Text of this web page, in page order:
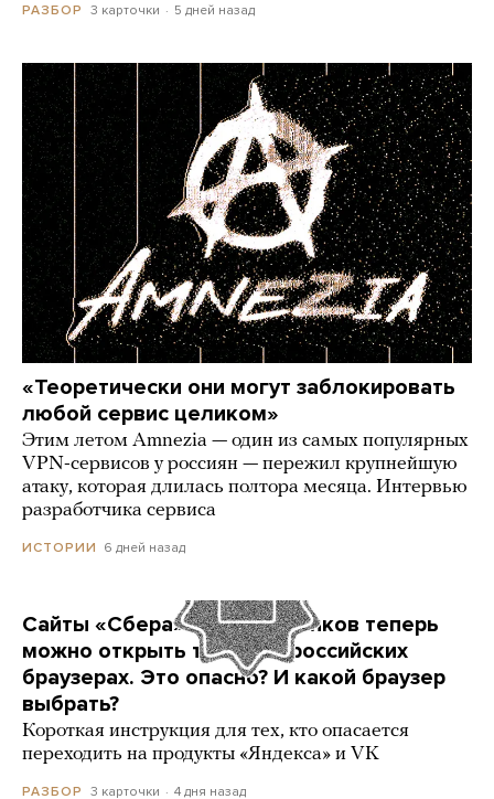
РАЗБОР 3 карточки 5 дней назад
«Теоретически они могут заблокировать
любой сервис целиком»
Этим летом Amnezia — один из самых популярных
VPN-сервисов у россиян — пережил крупнейшую
атаку, которая длилась полтора месяца. Интервью
разработчика сервиса
ИСТОРИИ 6 дней назад
Сайты «Сбера» и других банков теперь
можно открыть только в российских
браузерах. Это опасно? И какой браузер
выбрать?
Короткая инструкция для тех, кто опасается
переходить на продукты «Яндекса» и VK
РАЗБОР 3 карточки 4 дня назад